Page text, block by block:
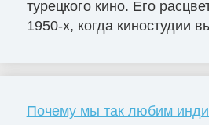
турецкого кино. Его
1950-х, когда киностудии
Почему мы так любим